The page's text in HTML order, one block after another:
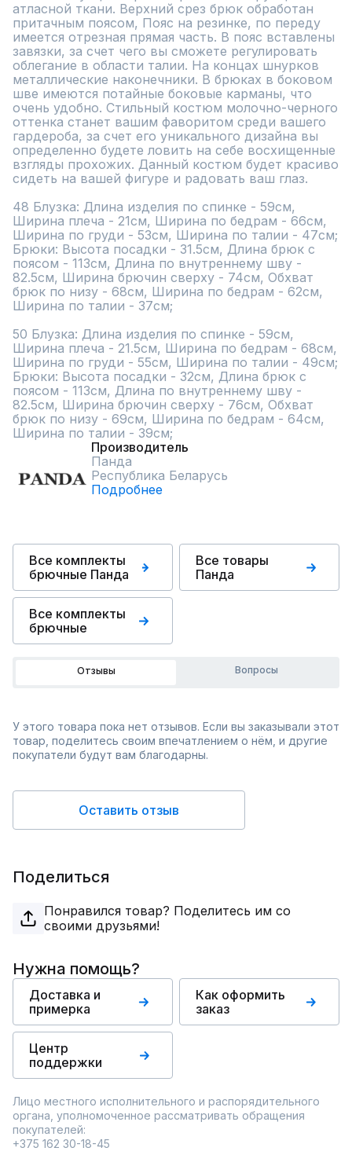
атласной ткани. Верхний срез брюк обработан
притачным поясом, Пояс на резинке, по переду
имеется отрезная прямая часть. В пояс вставлены
завязки, за счет чего вы сможете регулировать
облегание в области талии. На концах шнурков
металлические наконечники. В брюках в боковом
шве имеются потайные боковые карманы, что
очень удобно. Стильный костюм молочно-черного
оттенка станет вашим фаворитом среди вашего
гардероба, за счет его уникального дизайна вы
определенно будете ловить на себе восхищенные
взгляды прохожих. Данный костюм будет красиво
сидеть на вашей фигуре и радовать ваш глаз.
48 Блузка: Длина изделия по спинке - 59см,
Ширина плеча - 21см, Ширина по бедрам - 66см,
Ширина по груди - 53см, Ширина по талии - 47см;
Брюки: Высота посадки - 31.5см, Длина брюк с
поясом - 113см, Длина по внутреннему шву -
82.5см, Ширина брючин сверху - 74см, Обхват
брюк по низу - 68см, Ширина по бедрам - 62см,
Ширина по талии - 37см;
50 Блузка: Длина изделия по спинке - 59см,
Ширина плеча - 21.5см, Ширина по бедрам - 68см,
Ширина по груди - 55см, Ширина по талии - 49см;
Брюки: Высота посадки - 32см, Длина брюк с
поясом - 113см, Длина по внутреннему шву -
82.5см, Ширина брючин сверху - 76см, Обхват
брюк по низу - 69см, Ширина по бедрам - 64см,
Ширина по талии - 39см;
Производитель
Панда
Республика Беларусь
Подробнее
Все комплекты
брючные Панда
Все товары
Панда
Все комплекты
брючные
Отзывы Вопросы
У этого товара пока нет отзывов. Если вы заказывали этот
товар, поделитесь своим впечатлением о нём, и другие
покупатели будут вам благодарны.
Оставить отзыв
Поделиться
Понравился товар? Поделитесь им со
своими друзьями!
Нужна помощь?
Доставка и
примерка
Как оформить
заказ
Центр
поддержки
Лицо местного исполнительного и распорядительного
органа, уполномоченное рассматривать обращения
покупателей:
+375 162 30-18-45